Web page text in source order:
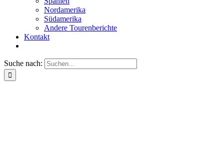
Nordamerika
Südamerika
Andere Tourenberichte
Kontakt
Suche nach: